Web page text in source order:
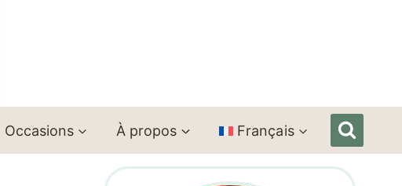
Occasions À propos Français